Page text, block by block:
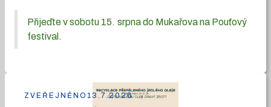
Přijeďte v sobotu 15. srpna do Mukařova na Pouťový
festival.
ZVEŘEJNĚNO 13.7.2026